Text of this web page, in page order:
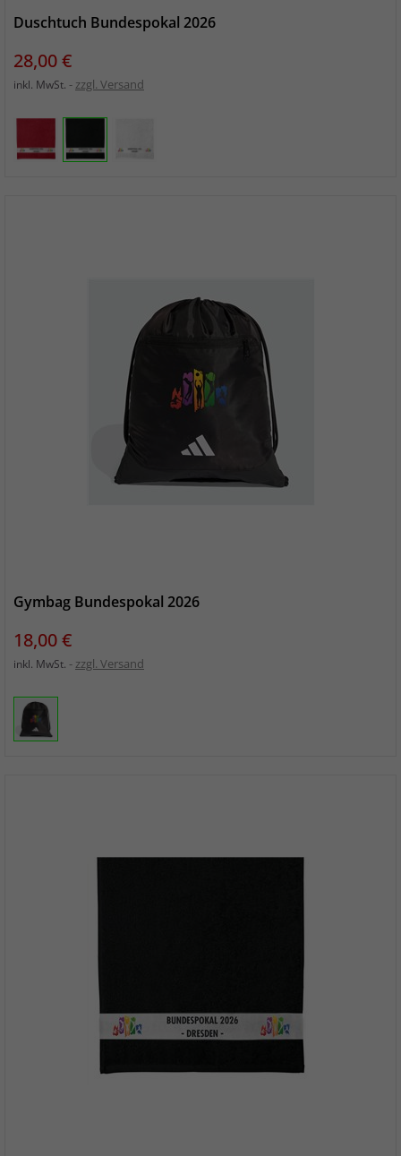
Duschtuch Bundespokal 2026
Preis
28,00 €
inkl. MwSt. zzgl. Versand
Gymbag Bundespokal 2026
Preis
18,00 €
inkl. MwSt. zzgl. Versand